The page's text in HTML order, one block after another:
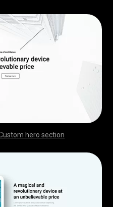
hero section
,,,,,,,,,,,,,,,,,,,,,,
,,,,,,,,,,,,,,,,,,,,,,